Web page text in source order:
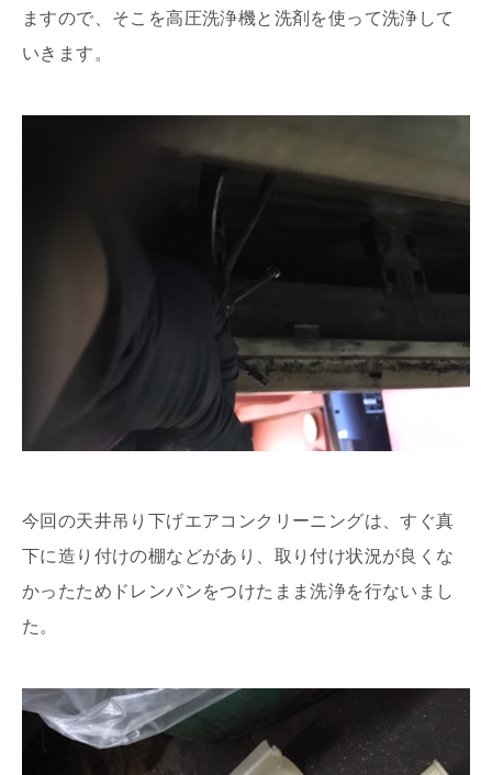
ますので、そこを高圧洗浄機と洗剤を使って洗浄して
いきます。
今回の天井吊り下げエアコンクリーニングは、すぐ真
下に造り付けの棚などがあり、取り付け状況が良くな
かったためドレンパンをつけたまま洗浄を行ないまし
た。